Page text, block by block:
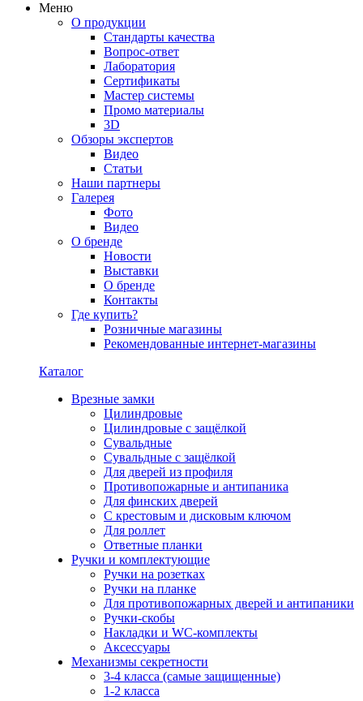
Меню
О продукции
Стандарты качества
Вопрос-ответ
Лаборатория
Сертификаты
Мастер системы
Промо материалы
3D
Обзоры экспертов
Видео
Статьи
Наши партнеры
Галерея
Фото
Видео
О бренде
Новости
Выставки
О бренде
Контакты
Где купить?
Розничные магазины
Рекомендованные интернет-магазины
Каталог
Врезные замки
Цилиндровые
Цилиндровые с защёлкой
Сувальдные
Сувальдные с защёлкой
Для дверей из профиля
Противопожарные и антипаника
Для финских дверей
С крестовым и дисковым ключом
Для роллет
Ответные планки
Ручки и комплектующие
Ручки на розетках
Ручки на планке
Для противопожарных дверей и антипаники
Ручки-скобы
Накладки и WC-комплекты
Аксессуары
Механизмы секретности
3-4 класса (самые защищенные)
1-2 класса